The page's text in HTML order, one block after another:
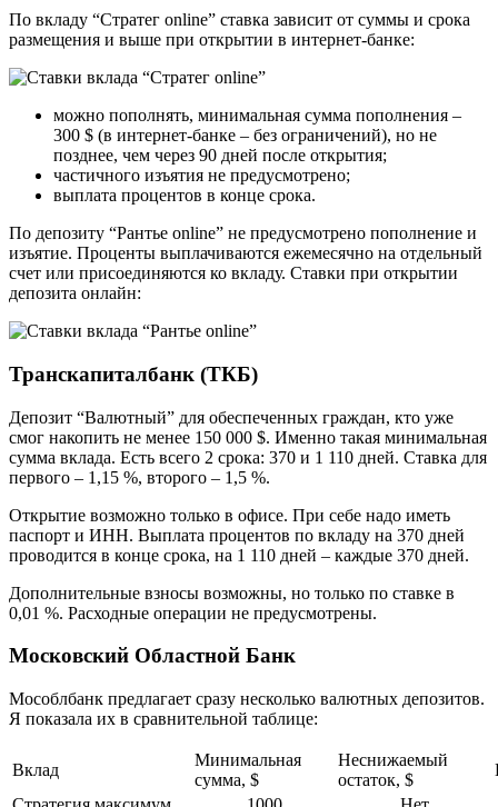
По вкладу “Стратег online” ставка зависит от суммы и срока
размещения и выше при открытии в интернет-банке:
можно пополнять, минимальная сумма пополнения –
300 $ (в интернет-банке – без ограничений), но не
позднее, чем через 90 дней после открытия;
частичного изъятия не предусмотрено;
выплата процентов в конце срока.
По депозиту “Рантье online” не предусмотрено пополнение и
изъятие. Проценты выплачиваются ежемесячно на отдельный
счет или присоединяются ко вкладу. Ставки при открытии
депозита онлайн:
Транскапиталбанк (ТКБ)
Депозит “Валютный” для обеспеченных граждан, кто уже
смог накопить не менее 150 000 $. Именно такая минимальная
сумма вклада. Есть всего 2 срока: 370 и 1 110 дней. Ставка для
первого – 1,15 %, второго – 1,5 %.
Открытие возможно только в офисе. При себе надо иметь
паспорт и ИНН. Выплата процентов по вкладу на 370 дней
проводится в конце срока, на 1 110 дней – каждые 370 дней.
Дополнительные взносы возможны, но только по ставке в
0,01 %. Расходные операции не предусмотрены.
Московский Областной Банк
Мособлбанк предлагает сразу несколько валютных депозитов.
Я показала их в сравнительной таблице:
Вклад
Минимальная
сумма, $
Неснижаемый
остаток, $